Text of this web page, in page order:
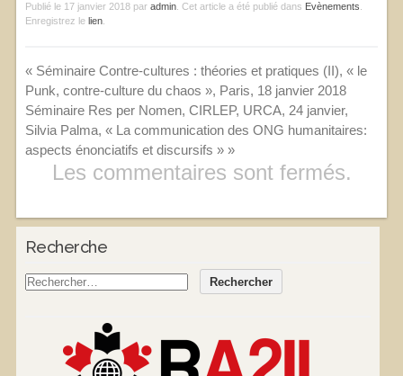
Publié le 17 janvier 2018 par admin. Cet article a été publié dans Evènements
Enregistrez le lien.
«Séminaire Contre-cultures : théories et pratiques (II), « le
Punk, contre-culture du chaos », Paris, 18 janvier 2018
Séminaire Res per Nomen, CIRLEP, URCA, 24 janvier,
Silvia Palma, « La communication des ONG humanitaires:
aspects énonciatifs et discursifs » »
Les commentaires sont fermés.
Recherche